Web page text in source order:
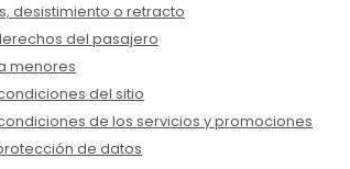
desistimiento o retracto
del pasajero
menores
del sitio
de los servicios y promociones
de datos